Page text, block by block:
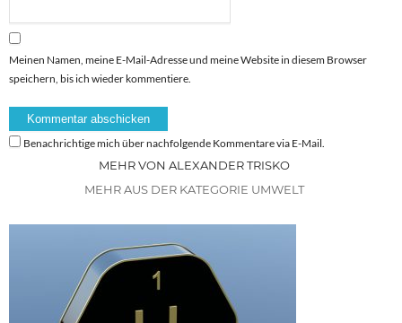
Meinen Namen, meine E-Mail-Adresse und meine Website in diesem Browser
speichern, bis ich wieder kommentiere.
Benachrichtige mich über nachfolgende Kommentare via E-Mail.
MEHR VON ALEXANDER TRISKO
MEHR AUS DER KATEGORIE UMWELT